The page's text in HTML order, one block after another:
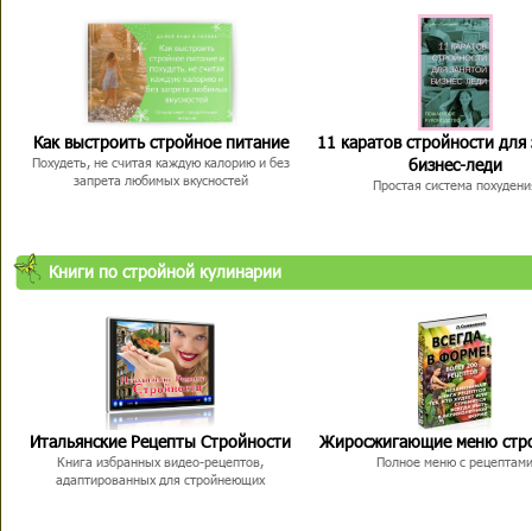
Как выстроить стройное питание
Похудеть, не считая каждую калорию и без
запрета любимых вкусностей
11 каратов стройности для
бизнес-леди
Простая система
Книги по стройной кулинарии
Итальянские Рецепты Стройности
Книга избранных видео-рецептов,
адаптированных для стройнеющих
Жиросжигающие меню
Полное меню с рецептами